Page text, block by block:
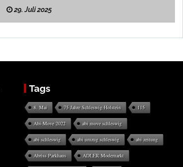
29. Juli 2025
Tags
8. Mai 75 Jahre Schleswig-Holstein 115
Abi-Move 2022 abi move schleswig
abi schleswig abi umzug schleswig abi zeitung
Abriss Parkhaus ADLER Modemarkt